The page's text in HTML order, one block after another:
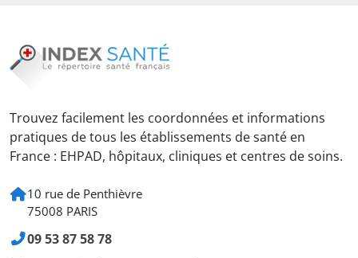
Trouvez facilement les coordonnées et informations
pratiques de tous les établissements de santé en
France : EHPAD, hôpitaux, cliniques et centres de soins.
10 rue de Penthièvre
75008 PARIS
09 53 87 58 78